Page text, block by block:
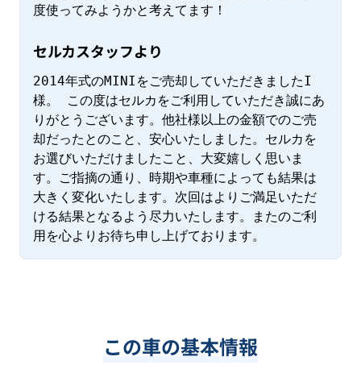
度使ってみようかと考えてます！
セルカスタッフより
2014年式のMINIをご売却していただきましたI
様。 この度はセルカをご利用していただき誠にあ
りがとうございます。他社様以上の金額でのご売
却だったとのこと、安心いたしました。セルカを
お選びいただけましたこと、大変嬉しく思いま
す。ご指摘の通り、時期や車種によっても結果は
大きく変化いたします。次回はよりご満足いただ
ける結果となるよう尽力いたします。またのご利
用を心よりお待ち申し上げております。
この車の基本情報